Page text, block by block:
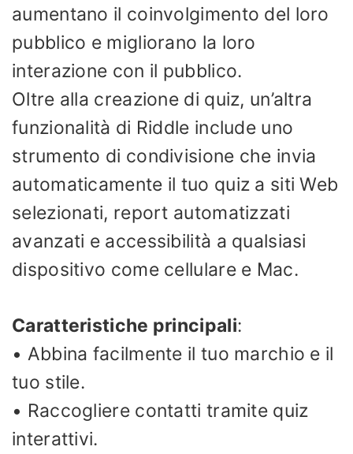
aumentano il coinvolgimento del loro
pubblico e migliorano la loro
interazione con il pubblico.
Oltre alla creazione di quiz, un’altra
funzionalità di Riddle include uno
strumento di condivisione che invia
automaticamente il tuo quiz a siti Web
selezionati, report automatizzati
avanzati e accessibilità a qualsiasi
dispositivo come cellulare e Mac.
Caratteristiche principali:
• Abbina facilmente il tuo marchio e il
tuo stile.
• Raccogliere contatti tramite quiz
interattivi.